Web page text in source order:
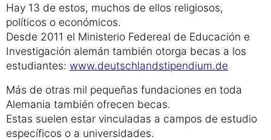
Hay 13 de estos, muchos de ellos religiosos,
políticos o económicos.
Desde 2011 el Ministerio Federeal de Educación e
Investigación alemán también otorga becas a los
estudiantes: www.deutschlandstipendium.de
Más de otras mil pequeñas fundaciones en toda
Alemania también ofrecen becas.
Estas suelen estar vinculadas a campos de estudio
específicos o a universidades.